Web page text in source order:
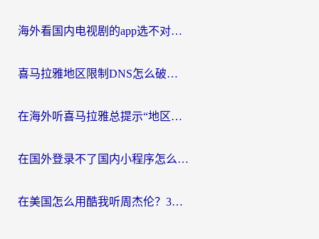
海外看国内电视剧的app选不对？这份回国加速器避坑指南帮你流畅追剧
喜马拉雅地区限制DNS怎么破？海外党听国内音乐听书的终极解决方案
在海外听喜马拉雅总提示“地区限制”？3步轻松解除+听国内音乐全攻略
在国外登录不了国内小程序怎么办？选对回国加速器，轻松解锁国内资源
在美国怎么用酷我听周杰伦？3步搞定海外听歌难题